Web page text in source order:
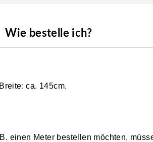
Wie bestelle ich?
ca. 145cm.
einen Meter bestellen möchten,